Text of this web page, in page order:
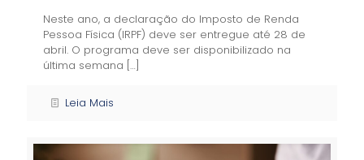
Neste ano, a declaração do Imposto de Renda
Pessoa Física (IRPF) deve ser entregue até 28 de
abril. O programa deve ser disponibilizado na
última semana […]
Leia Mais